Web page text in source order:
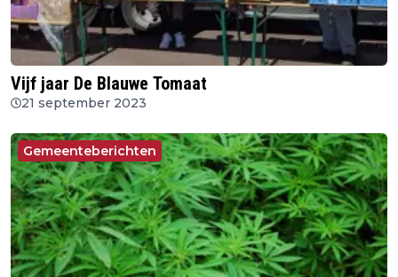
Vijf jaar De Blauwe Tomaat
21 september 2023
Gemeenteberichten